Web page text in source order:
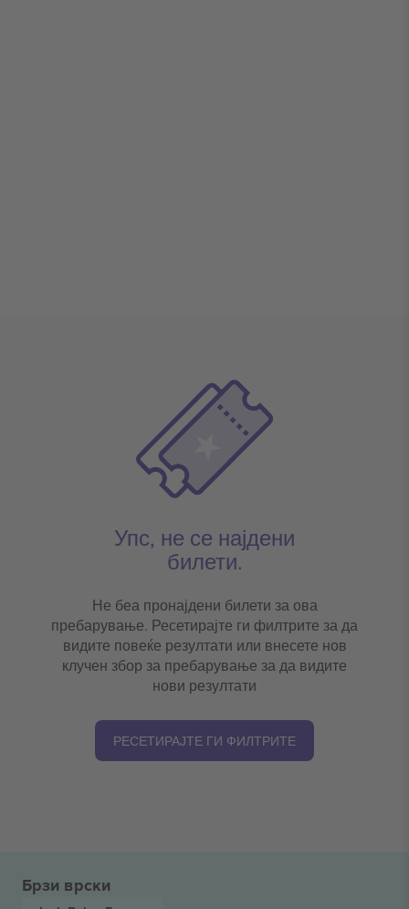
Упс, не се најдени
билети.
Не беа пронајдени билети за ова
пребарување. Ресетирајте ги филтрите за да
видите повеќе резултати или внесете нов
клучен збор за пребарување за да видите
нови резултати
РЕСЕТИРАЈТЕ ГИ ФИЛТРИТЕ
Брзи врски